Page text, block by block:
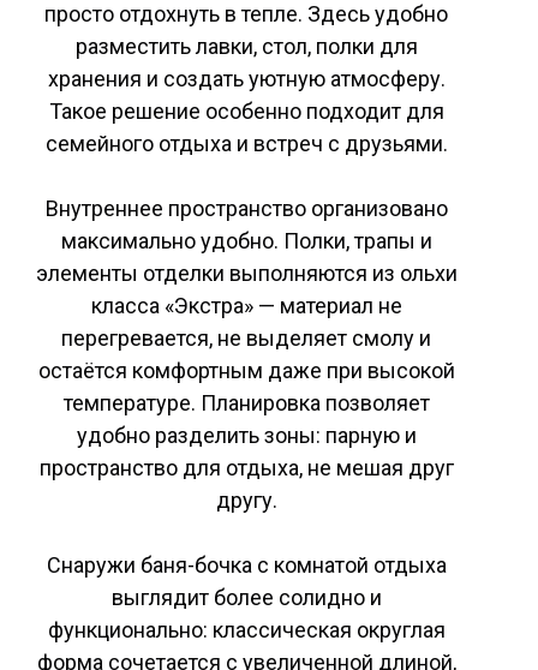
просто отдохнуть в тепле. Здесь удобно
разместить лавки, стол, полки для
хранения и создать уютную атмосферу.
Такое решение особенно подходит для
семейного отдыха и встреч с друзьями.
Внутреннее пространство организовано
максимально удобно. Полки, трапы и
элементы отделки выполняются из ольхи
класса «Экстра» — материал не
перегревается, не выделяет смолу и
остаётся комфортным даже при высокой
температуре. Планировка позволяет
удобно разделить зоны: парную и
пространство для отдыха, не мешая друг
другу.
Снаружи баня-бочка с комнатой отдыха
выглядит более солидно и
функционально: классическая округлая
форма сочетается с увеличенной длиной,